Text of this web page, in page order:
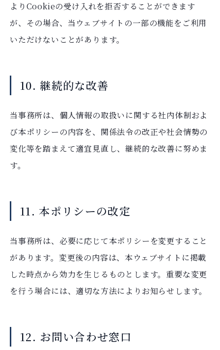
よりCookieの受け入れを拒否することができます
が、その場合、当ウェブサイトの一部の機能をご利用
いただけないことがあります。
10. 継続的な改善
当事務所は、個人情報の取扱いに関する社内体制およ
び本ポリシーの内容を、関係法令の改正や社会情勢の
変化等を踏まえて適宜見直し、継続的な改善に努めま
す。
11. 本ポリシーの改定
当事務所は、必要に応じて本ポリシーを変更すること
があります。変更後の内容は、本ウェブサイトに掲載
した時点から効力を生じるものとします。重要な変更
を行う場合には、適切な方法によりお知らせします。
12. お問い合わせ窓口